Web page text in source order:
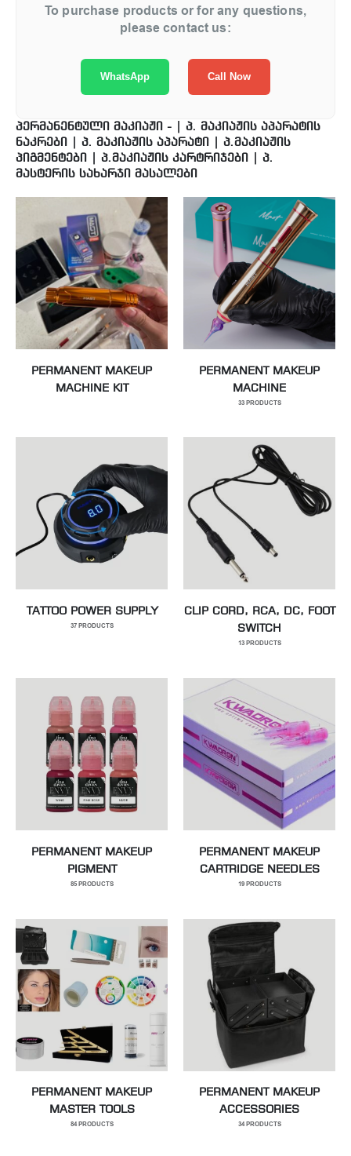
To purchase products or for any questions,
please contact us:
WhatsApp Call Now
ᲞᲔᲠᲛᲐᲜᲔᲜᲢᲣᲚᲘ ᲛᲐᲙᲘᲐᲟᲘ - | Პ. ᲛᲐᲙᲘᲐᲟᲘᲡ ᲐᲞᲐᲠᲐᲢᲘᲡ
ᲜᲐᲙᲠᲔᲑᲘ | Პ. ᲛᲐᲙᲘᲐᲟᲘᲡ ᲐᲞᲐᲠᲐᲢᲘ | Პ.ᲛᲐᲙᲘᲐᲟᲘᲡ
ᲞᲘᲒᲛᲔᲜᲢᲔᲑᲘ | Პ.ᲛᲐᲙᲘᲐᲟᲘᲡ ᲙᲐᲠᲢᲠᲘᲯᲔᲑᲘ | Პ.
ᲛᲐᲡᲢᲔᲠᲘᲡ ᲡᲐᲮᲐᲠᲯᲘ ᲛᲐᲡᲐᲚᲔᲑᲘ
PERMANENT MAKEUP
MACHINE KIT
PERMANENT MAKEUP
MACHINE
33PRODUCTS
TATTOO POWER SUPPLY
37PRODUCTS
CLIP CORD, RCA, DC, FOOT
SWITCH
13PRODUCTS
PERMANENT MAKEUP
PIGMENT
85PRODUCTS
PERMANENT MAKEUP
CARTRIDGE NEEDLES
19PRODUCTS
PERMANENT MAKEUP
MASTER TOOLS
84PRODUCTS
PERMANENT MAKEUP
ACCESSORIES
34PRODUCTS